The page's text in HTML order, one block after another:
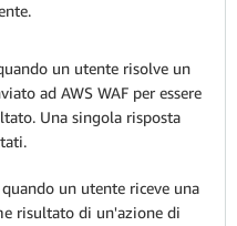
un utente risolve un
ad AWS WAF per essere
Una singola risposta
un utente riceve una
risultato di un'azione di